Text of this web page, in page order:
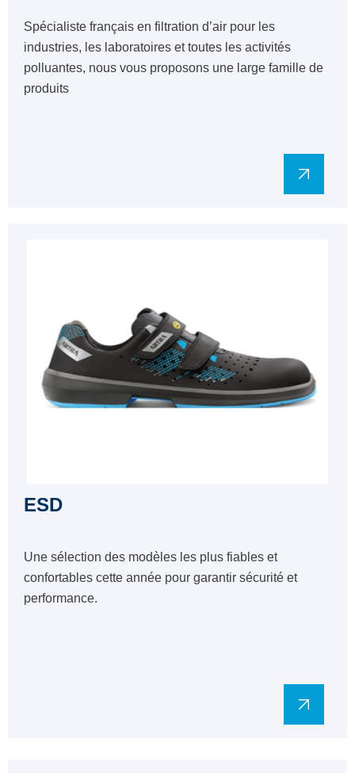
Spécialiste français en filtration d’air pour les
industries, les laboratoires et toutes les activités
polluantes, nous vous proposons une large famille de
produits
ESD
Une sélection des modèles les plus fiables et
confortables cette année pour garantir sécurité et
performance.